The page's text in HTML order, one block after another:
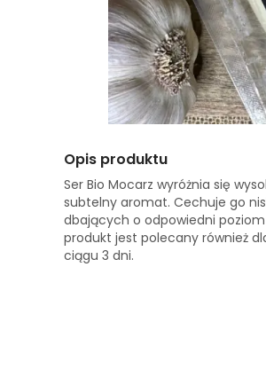
Opis produktu
Ser Bio Mocarz wyróżnia się
subtelny aromat. Cechuje go
dbających o odpowiedni poziom
produkt jest polecany również
ciągu 3 dni.